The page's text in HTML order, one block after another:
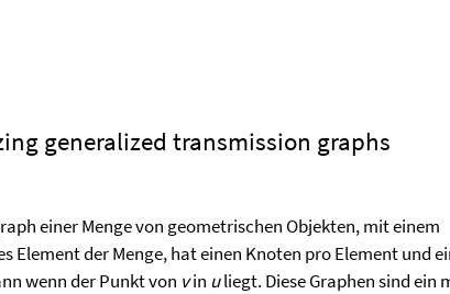
generalized transmission graphs
einer Menge von geometrischen Objekten, mit einem
Element der Menge, hat einen Knoten pro Element und
wenn der Punkt von vin uliegt. Diese Graphen sind ein